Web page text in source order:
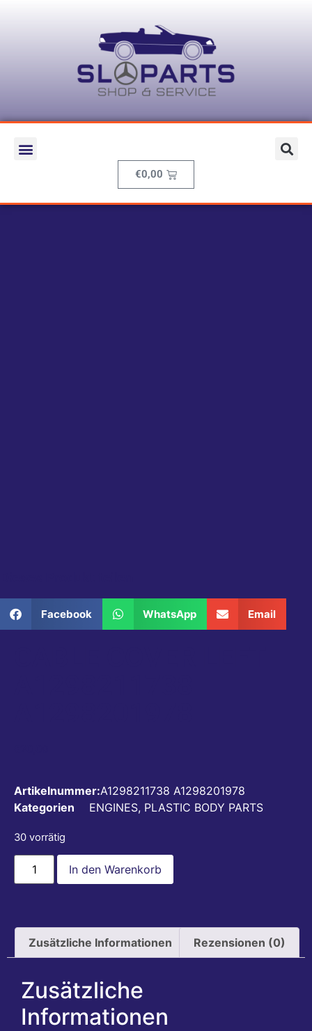
€0,00
Facebook WhatsApp Email
Artikelnummer:A1298211738 A1298201978
Kategorien
ENGINES, PLASTIC BODY PARTS
30 vorrätig
In den Warenkorb
Zusätzliche Informationen Rezensionen (0)
Zusätzliche
Informationen